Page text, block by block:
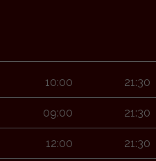
10:00 21:30
09:00 21:30
12:00 21:30